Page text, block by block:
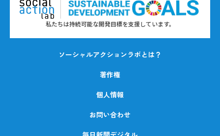
私たちは持続可能な開発目標を支援しています。
ソーシャルアクションラボとは？
著作権
個人情報
お問い合わせ